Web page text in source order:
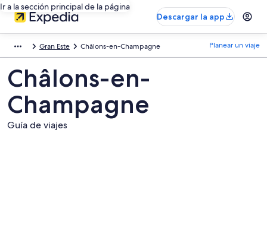
Ir a la sección principal de la página
Descargar la app
Gran Este Châlons-en-Champagne Planear un viaje
Châlons-en-
Champagne
Guía de viajes